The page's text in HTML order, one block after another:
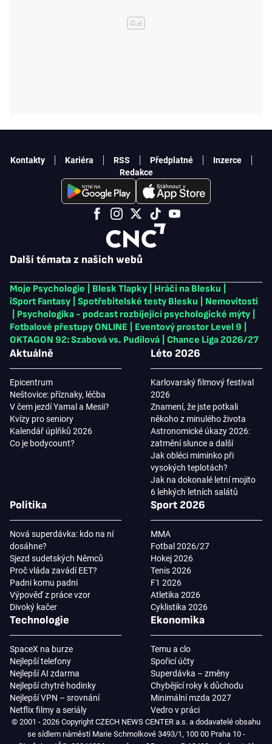
Další témata z našich webů
Moje Psychologie Blesk Tlapky Hráči na Blesku
iSport Fantasy
Spotřebitelské testy Blesku
Nemovitosti
Psychologika - podcast rozbíjející psychologické mýty
Fotbalové přestupy ONLINE
Eventový prostor Level 9
OKTAGON 92: Szabová vs. Pudilová
Chance Liga 2026/27
Aktuálně
Epicentrum
Neštovice: příznaky, léčba
V čem jezdí Yamal a Mesii?
Kvízy pro seniory
Kalendář úplňků 2026
Co je bodycount?
Léto 2026
Karlovarský filmový festival
2026
Znamení, že jste potkali
někoho z minulého života
Astronomické úkazy 2026:
zatmění slunce a další
Jak obléci miminko při
vysokých teplotách?
Jak na dokonalé letní mojito
6 lehkých letních salátů
Politika
Nová superdávka: kdo na ní
dosáhne?
Sjezd sudetských Němců
Proč vláda zavádí EET?
Padni komu padni
Výpověď z práce vzor
Divoký kačer
Sport 2026
MMA
Fotbal 2026/27
Hokej 2026
Tenis 2026
F1 2026
Atletika 2026
Cyklistika 2026
Technologie
SpaceX na burze
Nejlepší telefony
Nejlepší AI zdarma
Nejlepší chytré hodinky
Nejlepší VPN – srovnání
Netflix filmy a seriály
Ekonomika
Temu a clo
Spořicí účty
Superdávka – změny
Chybějící roky k důchodu
Minimální mzda 2027
Vedro v práci
Kontakty Kariéra RSS Předplatné
Inzerce
Redakce
© 2001 - 2026 Copyright CZECH NEWS CENTER a.s. a dodavatelé obsahu
se sídlem náměstí Marie Schmolkové 3493/1, 100 00 Praha 10 -